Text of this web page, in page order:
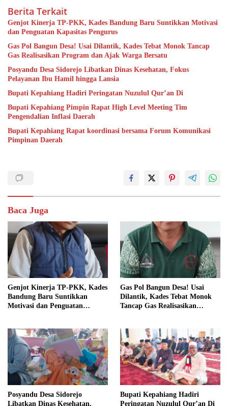
Berita Terkait
Genjot Kinerja TP-PKK, Kades Bandung Baru Suntikkan Motivasi
dan Penguatan Kapasitas Pengurus
Gas Pol Bangun Desa! Usai Dilantik, Kades Tebat Monok Tancap
Gas Realisasikan Program dan Ajak Warga Bersatu
Posyandu Desa Sidorejo Libatkan Dinas Kesehatan, Fokus
Pelayanan Ibu Hamil hingga Lansia
Bupati Kepahiang Hadiri Peringatan Nuzulul Qur’an Di
Bupati Kepahiang Pimpin Rapat High Level Meeting Tim
Pengendalian Inflasi Daerah
Bupati Kepahiang Rapat koordinasi bersama Forum Komunikasi
Pimpinan Daerah
Baca Juga
Genjot Kinerja TP-PKK, Kades
Bandung Baru Suntikkan
Motivasi dan Penguatan
Gas Pol Bangun Desa! Usai
Dilantik, Kades Tebat Monok
Tancap Gas Realisasikan
Posyandu Desa Sidorejo
Libatkan Dinas Kesehatan,
Bupati Kepahiang Hadiri
Peringatan Nuzulul Qur’an Di